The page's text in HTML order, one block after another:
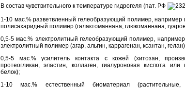
В состав чувствительного к температуре гидрогеля (пат. РФ
1-10 мас.% разветвленный гелеобразующий полимер, например
полисахаридный полимер (галактоманнана, глюкоманнана,
0,5-5 мас.% электролитный гелеобразующий полимер,
электролитный полимер (агар, альгин, каррагенан, ксантан,
0,5-5 мас.% усилитель контакта с кожей (хитозан,
протеогликан, эластин, коллаген, гиалуроновая кислота или
белок);
1-10 мас.% естественный биоматериал